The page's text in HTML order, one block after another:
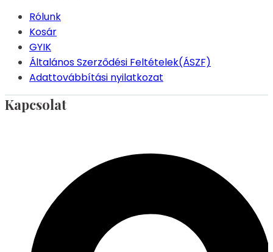
Rólunk
Kosár
GYIK
Általános Szerződési Feltételek(ÁSZF)
Adattovábbítási nyilatkozat
Kapcsolat